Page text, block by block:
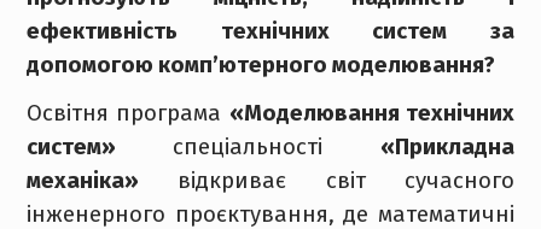
ефективність технічних систем за
допомогою комп’ютерного моделювання?
Освітня програма «Моделювання технічних
систем» спеціальності «Прикладна
механіка» відкриває світ сучасного
інженерного проєктування, де математичні